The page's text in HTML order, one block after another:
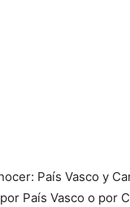
País Vasco y
País Vasco o por